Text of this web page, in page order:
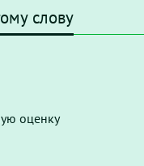
слову
оценку